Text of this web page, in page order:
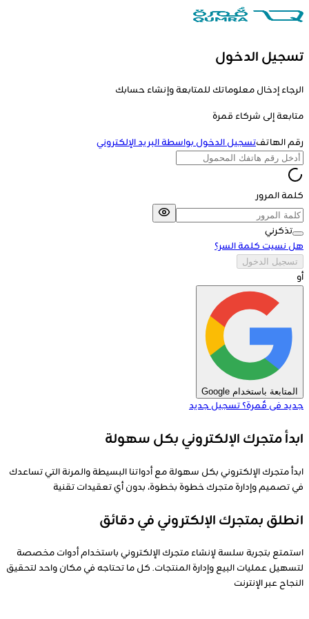
تسجيل الدخول
الرجاء إدخال معلوماتك للمتابعة وإنشاء حسابك
متابعة إلى شركاء قمرة
رقم الهاتفتسجيل الدخول بواسطة البريد الإلكتروني
كلمة المرور
تذكرني
هل نسيت كلمة السر؟
تسجيل الدخول
أو
المتابعة باستخدام Google
جديد فى قٌمرة؟تسجيل جديد
ابدأ متجرك الإلكتروني بكل سهولة
ابدأ متجرك الإلكتروني بكل سهولة مع أدواتنا البسيطة والمرنة التي تساعدك
في تصميم وإدارة متجرك خطوة بخطوة، بدون أي تعقيدات تقنية
انطلق بمتجرك الإلكتروني في دقائق
استمتع بتجربة سلسة لإنشاء متجرك الإلكتروني باستخدام أدوات مخصصة
لتسهيل عمليات البيع وإدارة المنتجات. كل ما تحتاجه في مكان واحد لتحقيق
النجاح عبر الإنترنت